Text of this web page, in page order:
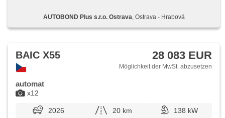
Fahrkamera, asistent rozjezdu do kopce (HSA), Bluetooth,
El. Deckel des Kofferraums, El. Klappspiegel, Lenkrad
Ermüdung des Fahrers, bezdrátová nabíječka mobilních
telefonů, LED denní svícení, zatmavená zadní skla
AUTOBOND Plus s.r.o. Ostrava , Ostrava - Hrabová
x12
BAIC X55 28 083 EUR
Möglichkeit der MwSt. abzusetzen
automat
2026 20 km
138 kW